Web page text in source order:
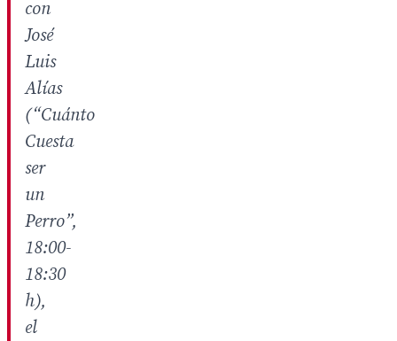
con
José
Luis
Alías
(“Cuánto
Cuesta
ser
un
Perro”,
18:00-
18:30
h),
el